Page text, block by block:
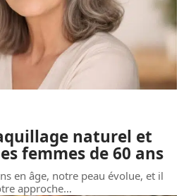
naturel et
femmes de 60 ans
en âge, notre peau évolue, et il
approche…